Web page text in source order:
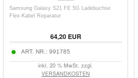
Samsung Galaxy S21 FE 5G Ladebuchse
Flex-Kabel Reparatur
64,20 EUR
ART. NR.: 991785
inkl. 20 % MwSt. zzgl.
VERSANDKOSTEN